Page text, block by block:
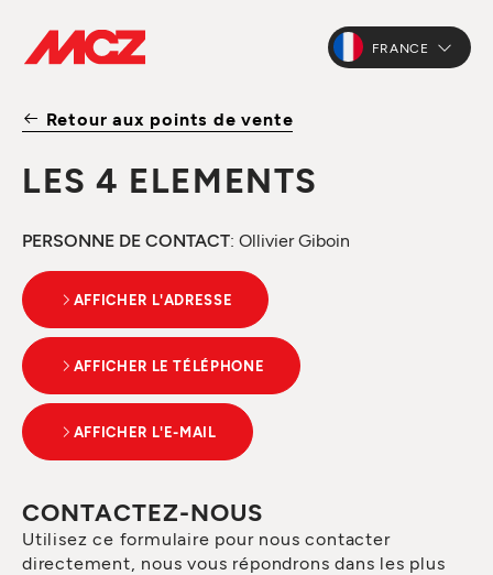
FRANCE
Retour aux points de vente
LES 4 ELEMENTS
PERSONNE DE CONTACT: Ollivier Giboin
AFFICHER L'ADRESSE
AFFICHER LE TÉLÉPHONE
AFFICHER L'E-MAIL
CONTACTEZ-NOUS
Utilisez ce formulaire pour nous contacter
directement, nous vous répondrons dans les plus